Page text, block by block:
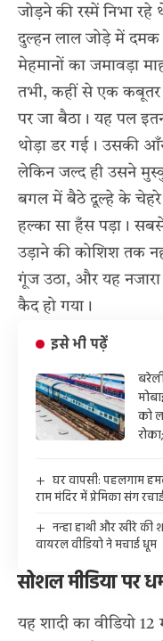
जोड़ने की रस्में निभा
दुल्हन लाल जोड़े में दमक
मेहमानों का जमावड़ा
तभी, कहीं से एक
पर जा बैठा। यह पल
थोड़ा डर गई। उसकी
लेकिन जल्द ही उसने
बगल में बैठे दूल्हे के चेहरे
हल्का सा हँस पड़ा।
उड़ाने की कोशिश तक
गूंज उठा, और यह
कैद हो गया।
इसे भी पढ़ें
को
घर वापसी: पहलगाम
राम मंदिर में प्रेमिका संग
नन्हा हाथी और खीरे की
वायरल वीडियो ने मचाई धूम
सोशल मीडिया पर
यहशादी का वीडियो 12